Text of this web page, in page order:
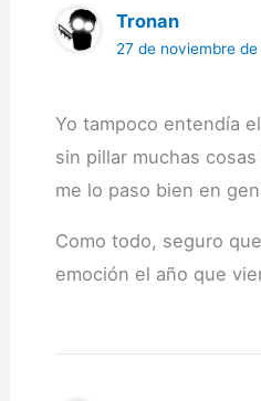
Tronan
27 de noviembre
Yo tampoco entendía
sin pillar muchas
me lo paso bien en
Como todo, seguro
emoción el año que